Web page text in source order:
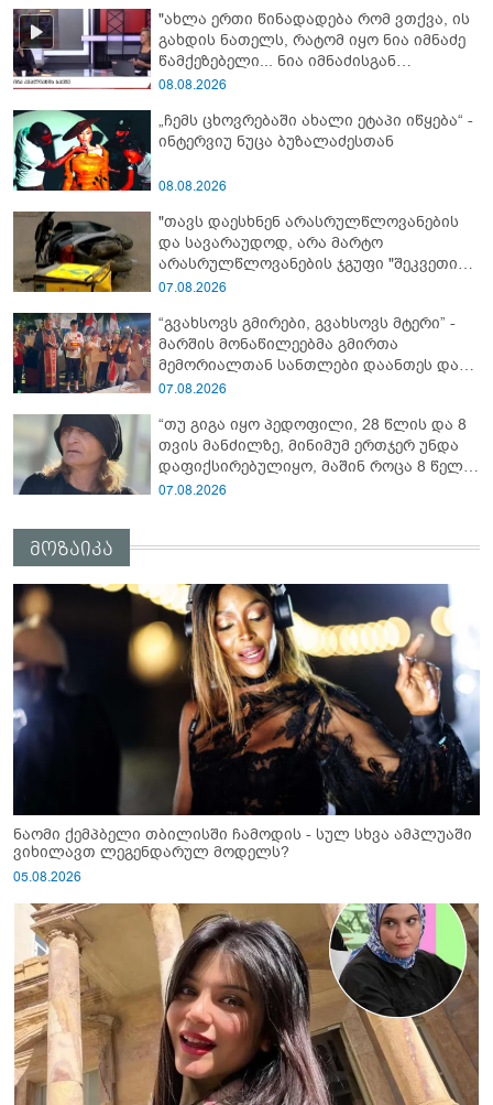
"ახლა ერთი წინადადება რომ ვთქვა, ის
გახდის ნათელს, რატომ იყო ნია იმნაძე
წამქეზებელი... ნია იმნაძისგან
გამოსული ინფორმაციაა ეს" - რას
08.08.2026
„ჩემს ცხოვრებაში ახალი ეტაპი იწყება“ -
ინტერვიუ ნუცა ბუზალაძესთან
08.08.2026
"თავს დაესხნენ არასრულწლოვანების
და სავარაუდოდ, არა მარტო
არასრულწლოვანების ჯგუფი "შეკვეთის
მიტანისას, "გლოვოს" კურიერია
ადვოკატი?
07.08.2026
“გვახსოვს გმირები, გვახსოვს მტერი” -
მარშის მონაწილეებმა გმირთა
მემორიალთან სანთლები დაანთეს და
გმირების ხსოვნას პატივი მიაგეს
07.08.2026
“თუ გიგა იყო პედოფილი, 28 წლის და 8
თვის მანძილზე, მინიმუმ ერთჯერ უნდა
დაფიქსირებულიყო, მაშინ როცა 8 წელი
ამზადებდა მოსწავლეებს! - იპოვონ ერთი
07.08.2026
მოზაიკა
ნაომი ქემპბელი თბილისში ჩამოდის - სულ სხვა ამპლუაში
ვიხილავთ ლეგენდარულ მოდელს?
05.08.2026